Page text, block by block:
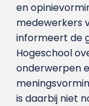
en
medewerkers
informeert de
Hogeschool
onderwerpen
is daarbij niet